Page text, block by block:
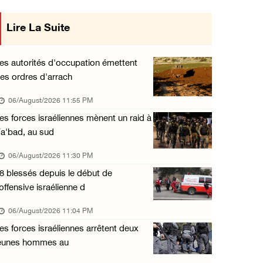
Des ministres des affaires étrangères de hui ...
06/August/2026 03:06 PM
Croissant-Rouge : 16 blessés suite à l'agres ...
06/August/2026 01:42 PM
Les forces d'occupation rasent 4 dunams à Ba ...
06/August/2026 12:57 PM
La présidence condamne et met en garde l'occ ...
06/August/2026 12:16 PM
Les forces d'occupation démolissent une mais ...
06/August/2026 12:08 PM
Des colons clôturent des terres dans le nord ...
mise en œuvre des décisions du Conseil
Central concernant les relations avec
Lire La Suite
autorités d'occupation émettent
ordres d'arrach
06/August/2026 11:55 PM
forces israéliennes mènent un raid à
au sud
06/August/2026 11:30 PM
blessés depuis le début de
israélienne d
06/August/2026 11:04 PM
forces israéliennes arrêtent deux
hommes au